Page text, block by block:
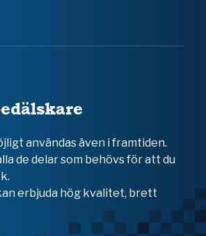
användas även i framtiden.
de delar som behövs för att du
erbjuda hög kvalitet, brett